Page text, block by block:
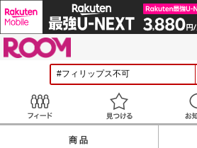
見つける
商品